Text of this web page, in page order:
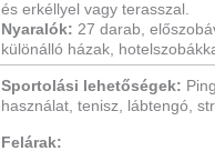
és erkéllyel vagy terasszal.
Nyaralók: 27 darab,
különálló házak,
Sportolási lehetőségek:
használat, tenisz, lábtengó,
Felárak: